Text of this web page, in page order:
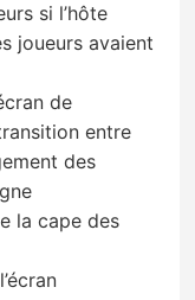
si l’hôte
joueurs avaient
de
entre
des
la cape des